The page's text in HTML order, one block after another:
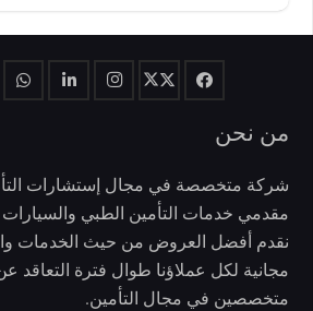
من نحن
شركة متخصصة في مجال إستشارات
مقدمي خدمات التأمين الطبي والسيارات
نقدم أفضل العروض من حيث الخدمات
مجانية لكل عملاؤنا طوال فترة
متخصصين في مجال التأمين.